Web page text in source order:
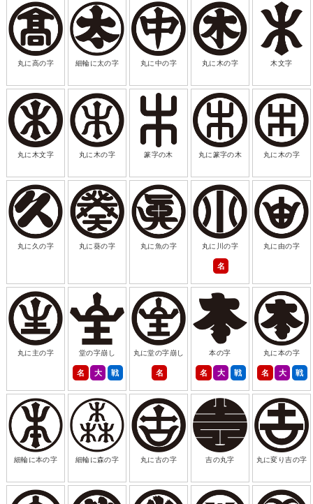
丸に高の字 細輪に太の字 丸に中の字 丸に木の字 木文字
丸に木文字 丸に木の字 篆字の木 丸に篆字の木 丸に木の字
丸に久の字 丸に葵の字 丸に魚の字 丸に川の字
名
丸に由の字
丸に主の字 堂の字崩し
名 大 戦
丸に堂の字崩し
名
本の字
名 大 戦
丸に本の字
名 大 戦
細輪に本の字 細輪に森の字 丸に古の字 吉の丸字 丸に変り吉の字